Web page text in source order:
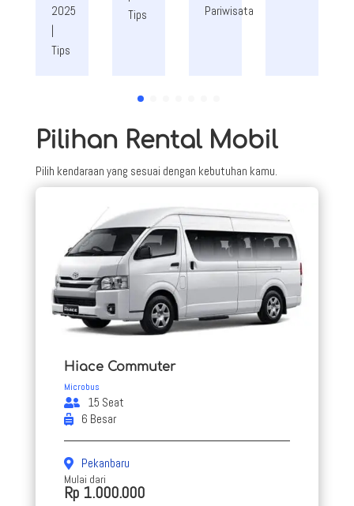
2025
Tips
Tips
Pariwisata
Pilihan Rental Mobil
Pilih kendaraan yang sesuai dengan kebutuhan kamu.
Hiace Commuter
Microbus
15 Seat
6 Besar
Pekanbaru
Mulai dari
Rp 1.000.000